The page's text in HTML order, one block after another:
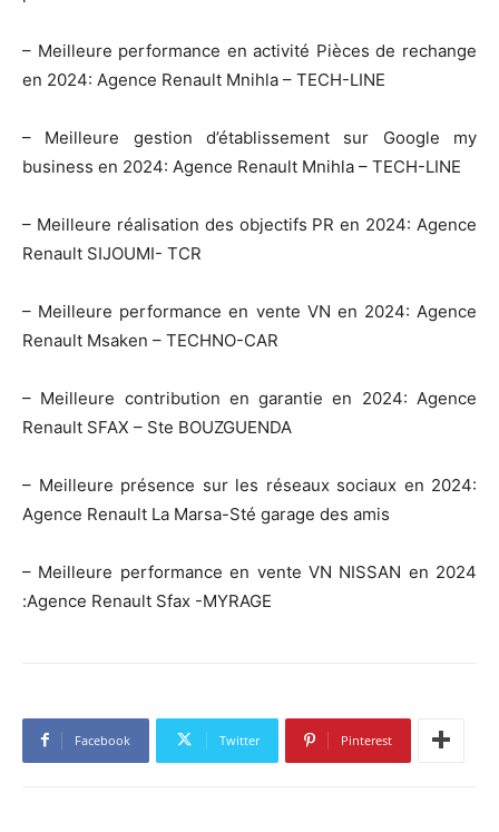
– Meilleure performance en activité Pièces de rechange
en 2024: Agence Renault Mnihla – TECH-LINE
– Meilleure gestion d’établissement sur Google my
business en 2024: Agence Renault Mnihla – TECH-LINE
– Meilleure réalisation des objectifs PR en 2024: Agence
Renault SIJOUMI- TCR
– Meilleure performance en vente VN en 2024: Agence
Renault Msaken – TECHNO-CAR
– Meilleure contribution en garantie en 2024: Agence
Renault SFAX – Ste BOUZGUENDA
– Meilleure présence sur les réseaux sociaux en 2024:
Agence Renault La Marsa-Sté garage des amis
– Meilleure performance en vente VN NISSAN en 2024
:Agence Renault Sfax -MYRAGE
Facebook Twitter Pinterest